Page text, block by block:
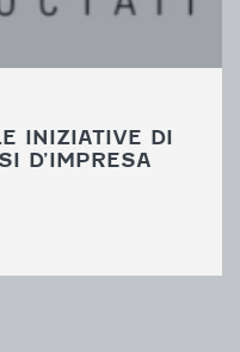
INIZIATIVE DI
D’IMPRESA